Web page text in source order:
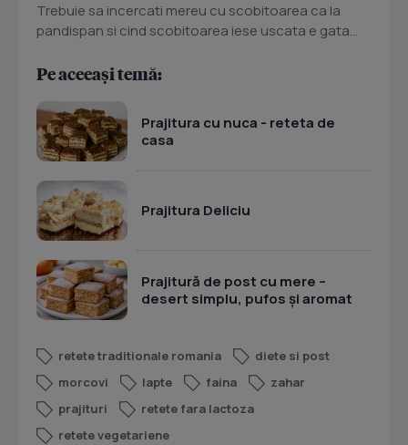
Trebuie sa incercati mereu cu scobitoarea ca la
pandispan si cind scobitoarea iese uscata e gata...
Pe aceeași temă:
Prajitura cu nuca - reteta de
casa
Prajitura Deliciu
Prajitură de post cu mere –
desert simplu, pufos și aromat
retete traditionale romania
diete si post
morcovi
lapte faina
zahar
prajituri
retete fara lactoza
retete vegetariene